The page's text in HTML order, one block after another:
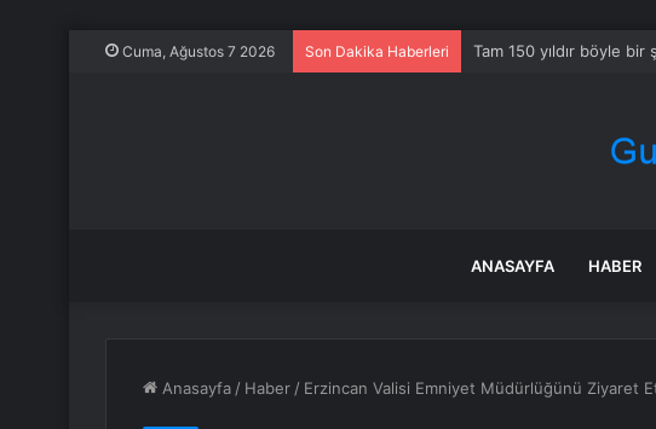
Cuma, Ağustos 7 2026 Son Dakika Haberleri Tam 150 yıldır böyle bir
ANASAYFA HABER
Anasayfa / Haber / Erzincan Valisi Emniyet Müdürlüğünü Ziyaret